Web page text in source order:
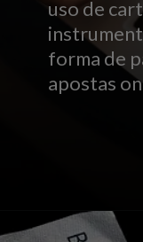
uso de
forma de
apostas